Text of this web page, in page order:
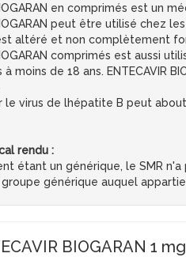
en comprimés est un
peut être utilisé
altéré et non complètement
comprimés est aussi
à moins de 18 ans.
le virus de lhépatite B peut
rendu :
étant un générique, le SMR
générique auquel
BIOGARAN 1